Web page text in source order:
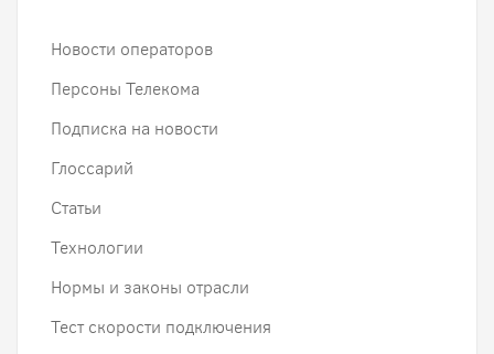
Новости операторов
Персоны Телекома
Подписка на новости
Глоссарий
Статьи
Технологии
Нормы и законы отрасли
Тест скорости подключения